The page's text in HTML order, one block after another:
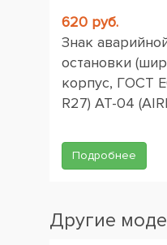
620 руб.
Знак
остановки
корпус, ГОСТ
R27) AT-04
Подробнее
Другие